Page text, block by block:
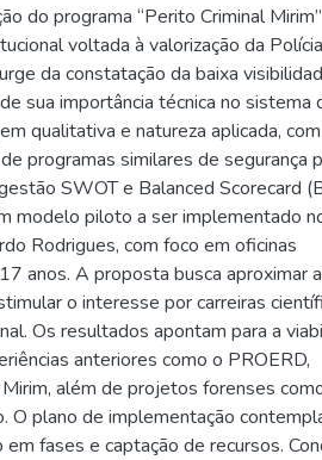
do programa “Perito Criminal
voltada à valorização da Polícia
da constatação da baixa
sua importância técnica no sistema
qualitativa e natureza aplicada,
programas similares de segurança
SWOT e Balanced Scorecard
modelo piloto a ser implementado
Rodrigues, com foco em oficinas
anos. A proposta busca aproximar a
o interesse por carreiras
Os resultados apontam para a
anteriores como o PROERD,
além de projetos forenses
O plano de implementação
fases e captação de recursos.